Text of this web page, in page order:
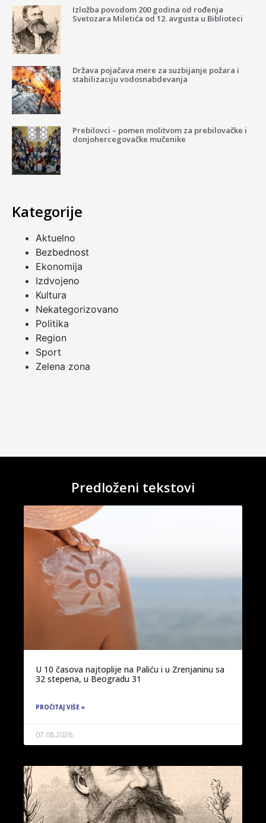
Izložba povodom 200 godina od rođenja
Svetozara Miletića od 12. avgusta u Biblioteci
Država pojačava mere za suzbijanje požara i
stabilizaciju vodosnabdevanja
Prebilovci – pomen molitvom za prebilovačke i
donjohercegovačke mučenike
Kategorije
Aktuelno
Bezbednost
Ekonomija
Izdvojeno
Kultura
Nekategorizovano
Politika
Region
Sport
Zelena zona
Predloženi tekstovi
U 10 časova najtoplije na Paliću i u Zrenjaninu sa
32 stepena, u Beogradu 31
PROČITAJ VIŠE »
07.08.2026.